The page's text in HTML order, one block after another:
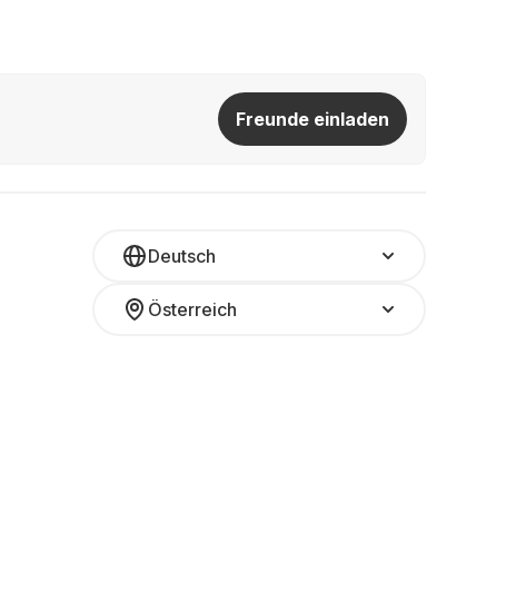
Freunde einladen
Deutsch
Österreich